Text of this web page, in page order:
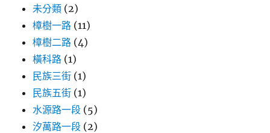
未分類 (2)
樟樹一路 (11)
樟樹二路 (4)
橫科路 (1)
民族三街 (1)
民族五街 (1)
水源路一段 (5)
汐萬路一段 (2)